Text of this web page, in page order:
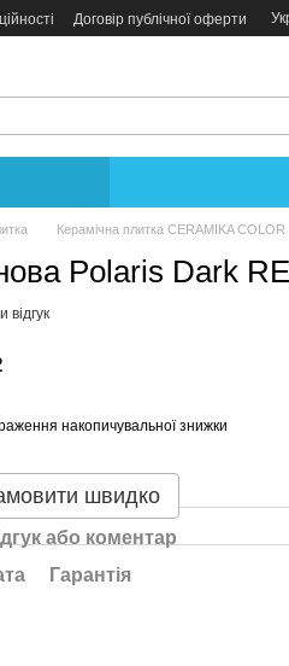
Договір публічної оферти
Керамічна плитка CERAMIKA COLOR
Polaris Dark
відгук
накопичувальної знижки
швидко
або коментар
Гарантія